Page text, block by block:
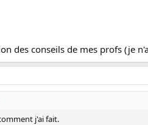
conseils de mes profs (je
j'ai fait.